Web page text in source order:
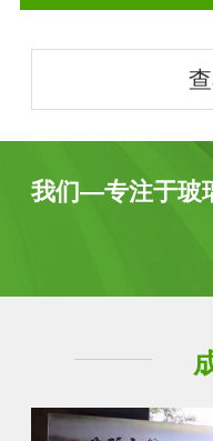
我们—专注于玻